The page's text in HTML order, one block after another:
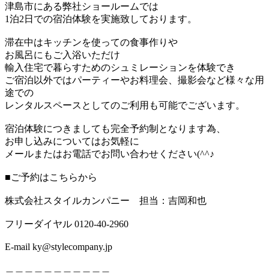
津島市にある弊社ショールームでは
1泊2日での宿泊体験を実施致しております。
滞在中はキッチンを使っての食事作りや
お風呂にもご入浴いただけ
輸入住宅で暮らすためのシュミレーションを体験でき
ご宿泊以外ではパーティーやお料理会、撮影会など様々な用
途での
レンタルスペースとしてのご利用も可能でございます。
宿泊体験につきましても完全予約制となります為、
お申し込みについてはお気軽に
メールまたはお電話でお問い合わせください(^^♪
■ご予約はこちらから
株式会社スタイルカンパニー 担当：吉岡和也
フリーダイヤル 0120-40-2960
E-mail ky@stylecompany.jp